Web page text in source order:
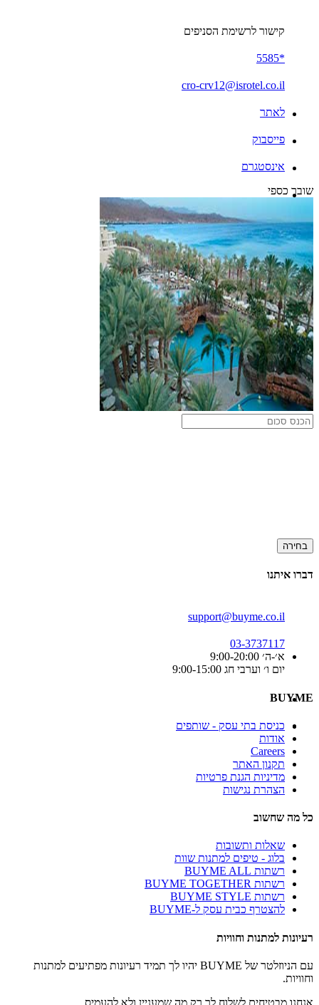
קישור לרשימת הסניפים
*5585
cro-crv12@isrotel.co.il
לאתר
פייסבוק
אינסטגרם
שובר כספי
בחירה
דברו איתנו
support@buyme.co.il
03-3737117
א׳-ה׳ 9:00-20:00
יום ו׳ וערבי חג 9:00-15:00
BUYME
כניסת בתי עסק - שותפים
אודות
Careers
תקנון האתר
מדיניות הגנת פרטיות
הצהרת נגישות
כל מה שחשוב
שאלות ותשובות
בלוג - טיפים למתנות שוות
רשתות BUYME ALL
רשתות BUYME TOGETHER
רשתות BUYME STYLE
להצטרף כבית עסק ל-BUYME
רעיונות למתנות וחוויות
עם הניוזלטר של BUYME יהיו לך תמיד רעיונות מפתיעים למתנות
וחוויות.
אנחנו מבטיחים לשלוח לך רק מה שמעניין ולא להעמיס.